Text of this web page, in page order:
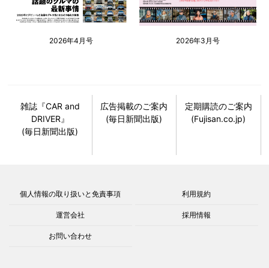
2026年4月号 2026年3月号
雑誌『CAR and
DRIVER』
(毎日新聞出版)
広告掲載のご案内
(毎日新聞出版)
定期購読のご案内
(Fujisan.co.jp)
個人情報の取り扱いと免責事項 利用規約
運営会社 採用情報
お問い合わせ